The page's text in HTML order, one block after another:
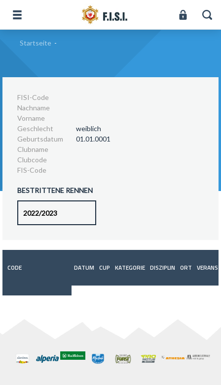
Startseite -
FISI-Code
Nachname
Vorname
Geschlecht
weiblich
Geburtsdatum
01.01.0001
Clubname
Clubcode
FIS-Code
BESTRITTENE RENNEN
CODE DATUM CUP KATEGORIE DISZIPLIN ORT